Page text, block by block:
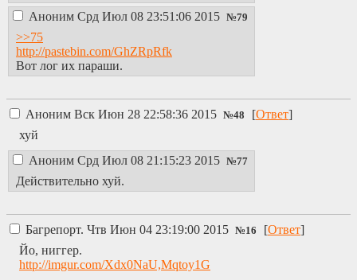
Аноним Срд Июл 08 23:51:06 2015 №79
>>75
http://pastebin.com/GhZRpRfk
Вот лог их параши.
Аноним Вск Июн 28 22:58:36 2015 №48 [Ответ]
хуй
Аноним Срд Июл 08 21:15:23 2015 №77
Действительно хуй.
Багрепорт. Чтв Июн 04 23:19:00 2015 №16 [Ответ]
Йо, ниггер.
http://imgur.com/Xdx0NaU,Mqtoy1G